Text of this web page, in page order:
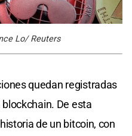
Lo/ Reuters
quedan registradas
De esta
de un bitcoin, con